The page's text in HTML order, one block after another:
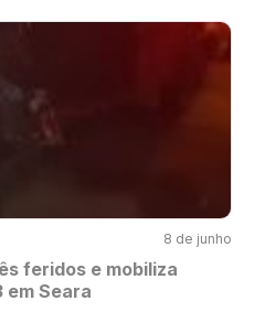
8 de junho
feridos e mobiliza
Seara